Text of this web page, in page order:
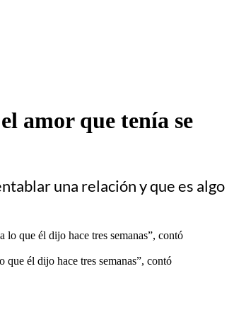
amor que tenía se
una relación y que es algo
él dijo hace tres semanas”, contó